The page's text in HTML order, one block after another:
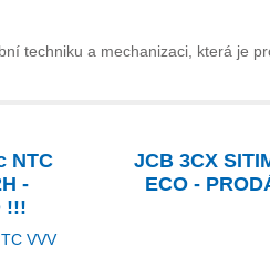
techniku a mechanizaci, která je
NTC
-
!!!
JCB 3CX
ECO -